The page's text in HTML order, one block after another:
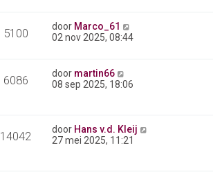
5100 door Marco_61
02 nov 2025, 08:44
6086 door martin66
08 sep 2025, 18:06
14042 door Hans v.d. Kleij
27 mei 2025, 11:21